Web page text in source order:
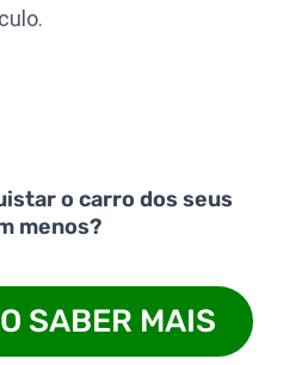
o carro dos seus
menos?
SABER MAIS